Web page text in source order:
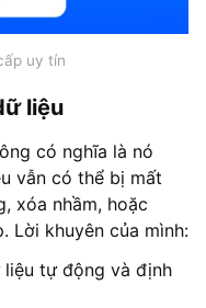
uy tín
liệu
có nghĩa là nó
vẫn có thể bị mất
xóa nhầm, hoặc
Lời khuyên của mình:
liệu tự động và định